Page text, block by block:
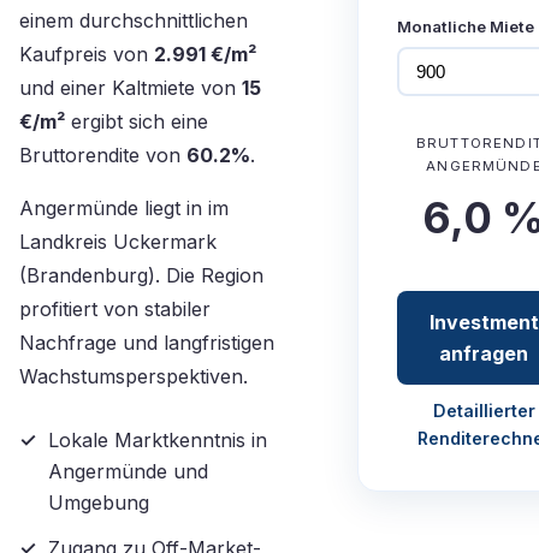
einem durchschnittlichen
Kaufpreis von 2.991 €/m²
und einer Kaltmiete von 15
€/m² ergibt sich eine
Bruttorendite von 60.2%.
Angermünde liegt in im
Landkreis Uckermark
(Brandenburg). Die Region
profitiert von stabiler
Nachfrage und langfristigen
Wachstumsperspektiven.
Lokale Marktkenntnis in
Angermünde und
Umgebung
Zugang zu Off-Market-
Monatliche Miete
6,0
Investment
anfragen
Detaillierter